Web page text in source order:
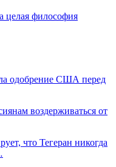
целая философия
одобрение США перед
воздерживаться от
что Тегеран никогда